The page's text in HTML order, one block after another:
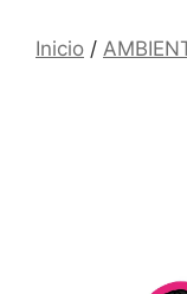
Inicio /